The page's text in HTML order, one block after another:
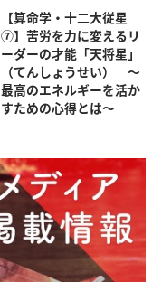
【算命学・十二大従星
⑦】苦労を力に変えるリ
ーダーの才能「天将星」
（てんしょうせい） ～
最高のエネルギーを活か
すための心得とは～